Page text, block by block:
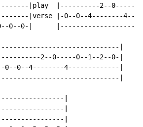
|play  |----------2--0-----
|verse |-0--0--4--------
0--0--0-|
|
2--0-----0--1--2--0-|
0--0--4--------4-------------|
|
|
|
|